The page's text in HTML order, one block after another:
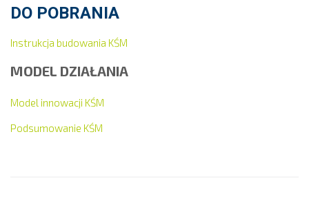
DO POBRANIA
Instrukcja budowania KŚM
MODEL DZIAŁANIA
Model innowacji KŚM
Podsumowanie KŚM